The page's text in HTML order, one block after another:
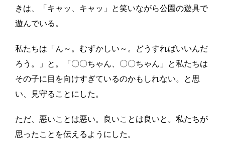
きは、「キャッ、キャッ」と笑いながら公園の遊具で
遊んでいる。
私たちは「ん～。むずかしい～。どうすればいいんだ
ろう。」と。「〇〇ちゃん、〇〇ちゃん」と私たちは
その子に目を向けすぎているのかもしれない。と思
い、見守ることにした。
ただ、悪いことは悪い。良いことは良いと。私たちが
思ったことを伝えるようにした。